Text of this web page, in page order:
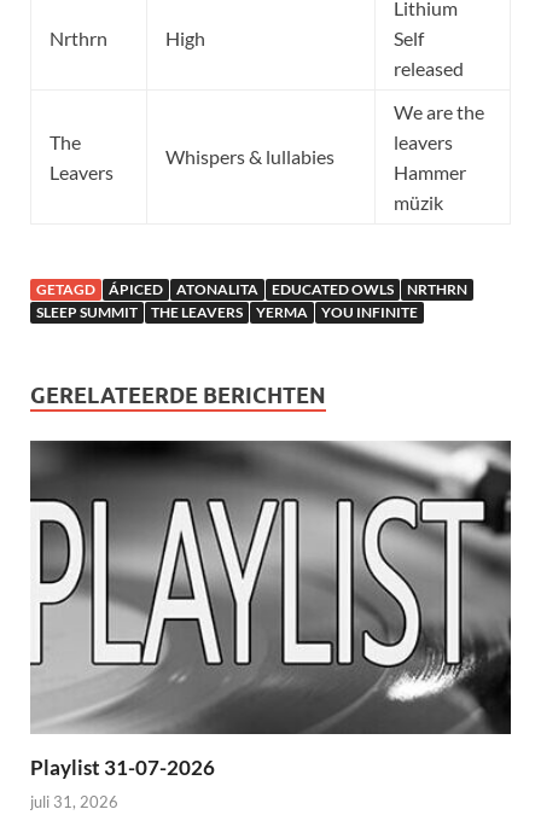
Nrthrn High
Lithium
Self
released
The
Leavers
Whispers & lullabies
We are the
leavers
Hammer
müzik
GETAGD ÁPICED ATONALITA EDUCATED OWLS
NRTHRN
SLEEP SUMMIT
THE LEAVERS YERMA YOU INFINITE
GERELATEERDE BERICHTEN
Playlist 31-07-2026
juli 31, 2026